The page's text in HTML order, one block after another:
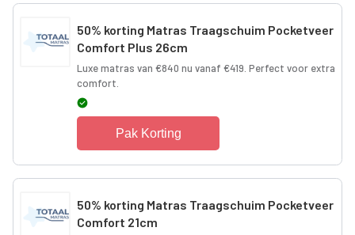
50% korting Matras Traagschuim Pocketveer
Comfort Plus 26cm
Luxe matras van €840 nu vanaf €419. Perfect voor extra
comfort.
Pak Korting
50% korting Matras Traagschuim Pocketveer
Comfort 21cm